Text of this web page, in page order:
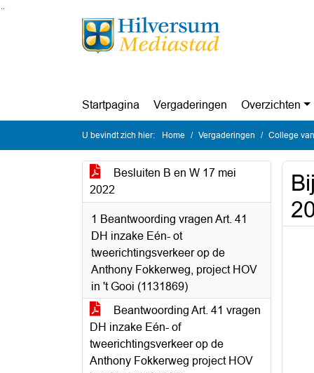
Ga naar de inhoud van deze pagina
Ga naar het zoeken
Ga naar het menu
Startpagina Vergaderingen Overzichten
U bevindt zich hier: Home Vergaderingen College
Besluiten B en W 17 mei
2022
1 Beantwoording vragen Art. 41
DH inzake Eén- ot
tweerichtingsverkeer op de
Anthony Fokkerweg, project HOV
in 't Gooi (1131869)
Beantwoording Art. 41 vragen
DH inzake Eén- of
tweerichtingsverkeer op de
Anthony Fokkerweg project HOV